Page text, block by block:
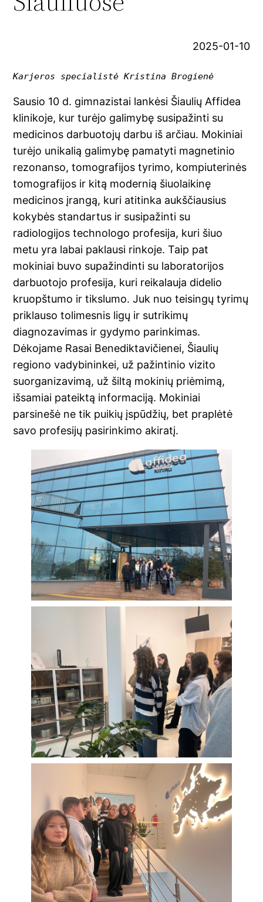
2025-01-10
Karjeros specialistė Kristina Brogienė
Sausio 10 d. gimnazistai lankėsi Šiaulių Affidea
klinikoje, kur turėjo galimybę susipažinti su
medicinos darbuotojų darbu iš arčiau. Mokiniai
turėjo unikalią galimybę pamatyti magnetinio
rezonanso, tomografijos tyrimo, kompiuterinės
tomografijos ir kitą modernią šiuolaikinę
medicinos įrangą, kuri atitinka aukščiausius
kokybės standartus ir susipažinti su
radiologijos technologo profesija, kuri šiuo
metu yra labai paklausi rinkoje. Taip pat
mokiniai buvo supažindinti su laboratorijos
darbuotojo profesija, kuri reikalauja didelio
kruopštumo ir tikslumo. Juk nuo teisingų tyrimų
priklauso tolimesnis ligų ir sutrikimų
diagnozavimas ir gydymo parinkimas.
Dėkojame Rasai Benediktavičienei, Šiaulių
regiono vadybininkei, už pažintinio vizito
suorganizavimą, už šiltą mokinių priėmimą,
išsamiai pateiktą informaciją. Mokiniai
parsinešė ne tik puikių įspūdžių, bet praplėtė
savo profesijų pasirinkimo akiratį.